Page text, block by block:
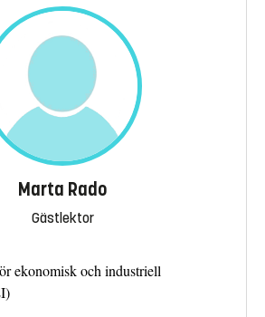
Marta Rado
Gästlektor
ekonomisk och industriell